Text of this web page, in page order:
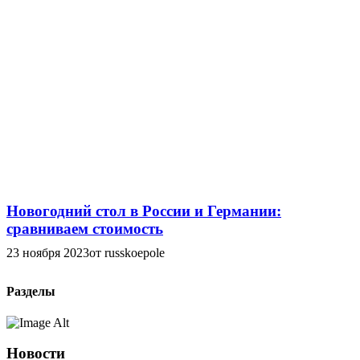
Новогодний стол в России и Германии:
сравниваем стоимость
23 ноября 2023от russkoepole
Разделы
Новости